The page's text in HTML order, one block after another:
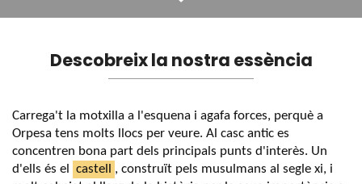
Descobreix la nostra essència
Carrega't la motxilla a l'esquena i agafa forces, perquè a
Orpesa tens molts llocs per veure. Al casc antic es
concentren bona part dels principals punts d'interès. Un
d'ells és el
castell
, construït pels musulmans al segle xi, i